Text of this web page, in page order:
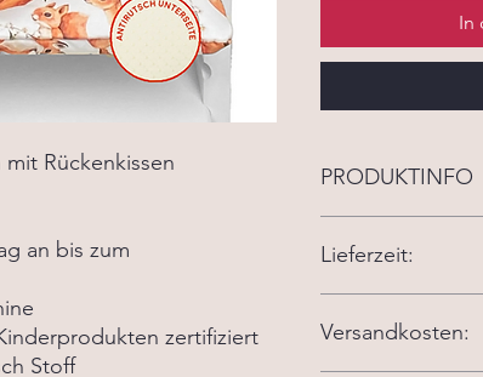
Rückenkissen
an bis zum
zertifiziert
Stoff
In
PRODUKTINFO
schmiegen sich
an einem Stokke
Lieferzeit:
Versandkosten: